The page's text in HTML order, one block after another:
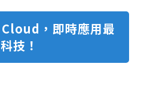
，即時應用最
技！